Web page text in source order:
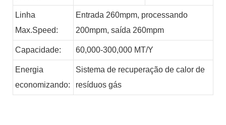
Linha
Max.Speed:
Entrada 260mpm, processando
200mpm, saída 260mpm
Capacidade: 60,000-300,000 MT/Y
Energia
economizando:
Sistema de recuperação de calor de
resíduos gás